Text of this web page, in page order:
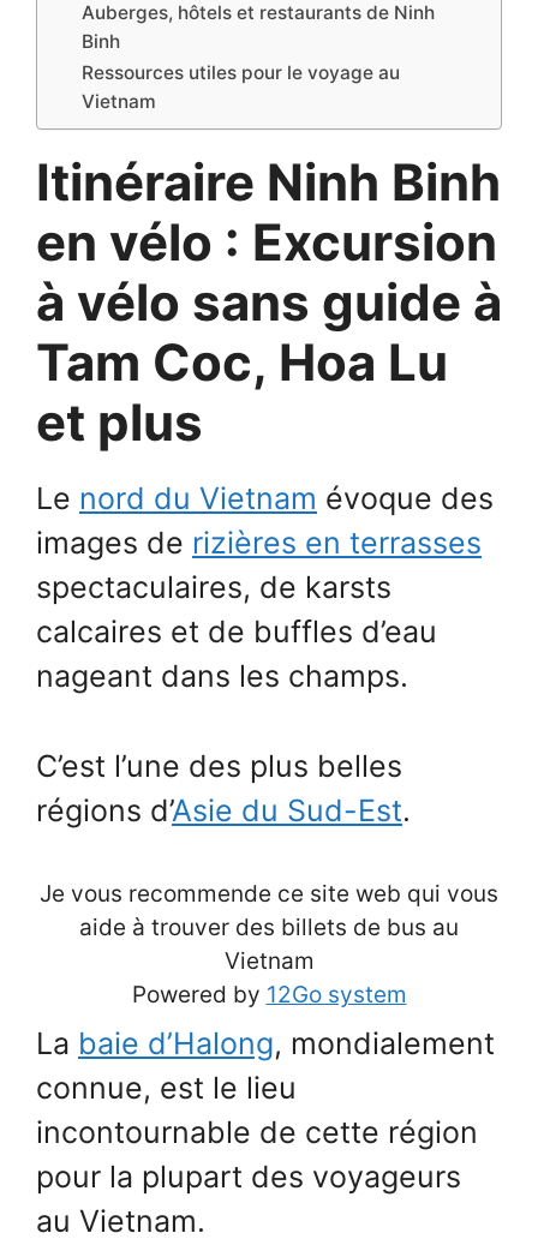
Auberges, hôtels et restaurants de Ninh
Binh
Ressources utiles pour le voyage au
Vietnam
Itinéraire Ninh Binh
en vélo : Excursion
à vélo sans guide à
Tam Coc, Hoa Lu
et plus
Le nord du Vietnam évoque des
images de rizières en terrasses
spectaculaires, de karsts
calcaires et de buffles d’eau
nageant dans les champs.
C’est l’une des plus belles
régions d’Asie du Sud-Est.
Je vous recommende ce site web qui vous
aide à trouver des billets de bus au
Vietnam
Powered by 12Go system
La baie d’Halong, mondialement
connue, est le lieu
incontournable de cette région
pour la plupart des voyageurs
au Vietnam.